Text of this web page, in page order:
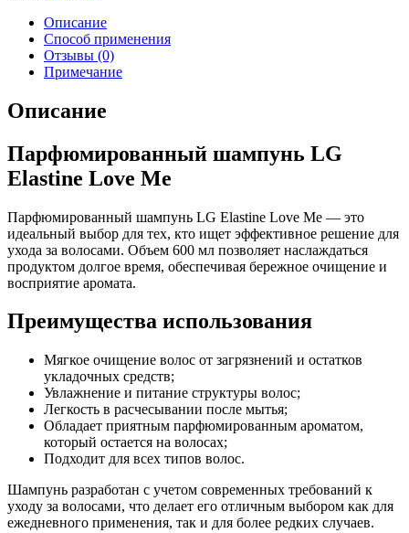
Описание
Способ применения
Отзывы (0)
Примечание
Описание
Парфюмированный шампунь LG
Elastine Love Me
Парфюмированный шампунь LG Elastine Love Me — это
идеальный выбор для тех, кто ищет эффективное решение для
ухода за волосами. Объем 600 мл позволяет наслаждаться
продуктом долгое время, обеспечивая бережное очищение и
восприятие аромата.
Преимущества использования
Мягкое очищение волос от загрязнений и остатков
укладочных средств;
Увлажнение и питание структуры волос;
Легкость в расчесывании после мытья;
Обладает приятным парфюмированным ароматом,
который остается на волосах;
Подходит для всех типов волос.
Шампунь разработан с учетом современных требований к
уходу за волосами, что делает его отличным выбором как для
ежедневного применения, так и для более редких случаев.